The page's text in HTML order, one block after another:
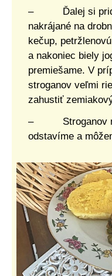
– Ďalej si
nakrájané na
kečup,
a nakoniec biely
premiešame. V
stroganov veľmi
zahustiť
– Stroganov
odstavíme a